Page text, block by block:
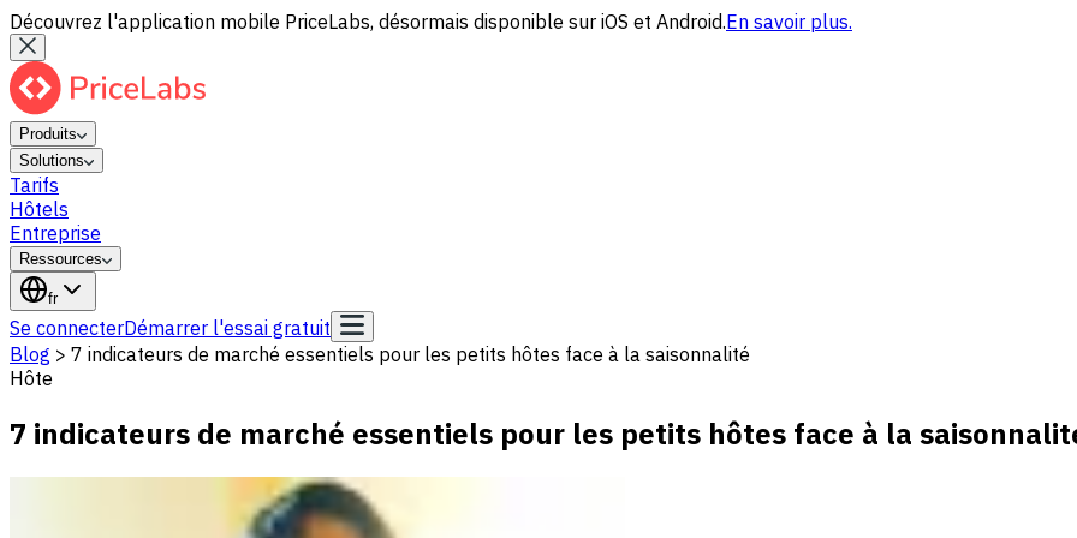
Découvrez l'application mobile PriceLabs, désormais disponible sur iOS et Android.En savoir plus.
Produits
Solutions
Tarifs
Hôtels
Entreprise
Ressources
fr
Se connecterDémarrer l'essai gratuit
Blog > 7 indicateurs de marché essentiels pour les petits hôtes face à la saisonnalité
Hôte
7 indicateurs de marché essentiels pour les petits hôtes face à la